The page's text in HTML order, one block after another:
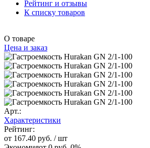
Рейтинг и отзывы
К списку товаров
О товаре
Цена и заказ
Арт.:
Характеристики
Рейтинг:
от 167.40 руб. / шт